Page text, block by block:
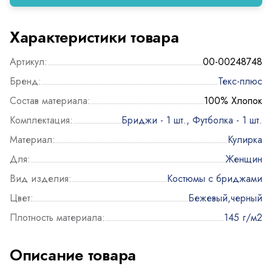
Характеристики товара
Артикул:
00-00248748
Бренд:
Текс-плюс
Состав материала:
100% Хлопок
Комплектация:
Бриджи - 1 шт., Футболка - 1 шт.
Материал:
Кулирка
Для:
Женщин
Вид изделия:
Костюмы с бриджами
Цвет:
Бежевый,черный
Плотность материала:
145 г/м2
Описание товара